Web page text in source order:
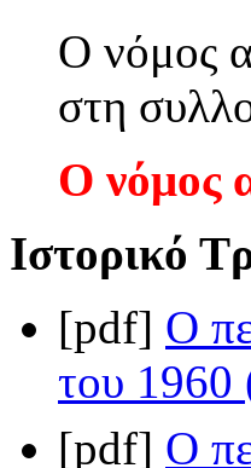
Ο νόμος
στη
Ο νόμος
Ιστορικό
[pdf] Ο
του
[pdf] Ο